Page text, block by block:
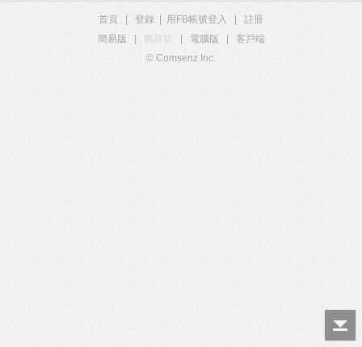
首頁 登錄 用FB帳號登入
註冊
簡易版
觸屏版 電腦版
客戶端
© Comsenz Inc.